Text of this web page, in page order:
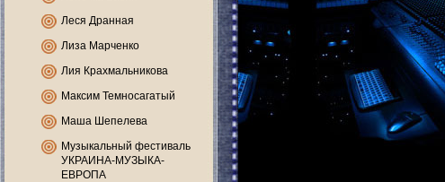
Леся Дранная
Лиза Марченко
Лия Крахмальникова
Максим Темносагатый
Маша Шепелева
Музыкальный фестиваль
УКРАИНА-МУЗЫКА-
ЕВРОПА